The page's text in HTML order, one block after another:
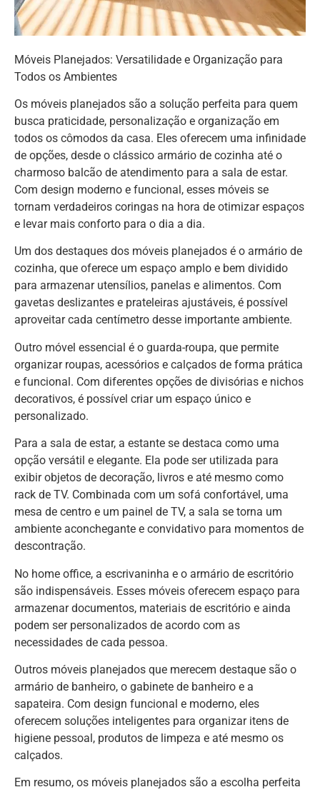
Móveis Planejados: Versatilidade e Organização para
Todos os Ambientes
Os móveis planejados são a solução perfeita para quem
busca praticidade, personalização e organização em
todos os cômodos da casa. Eles oferecem uma infinidade
de opções, desde o clássico armário de cozinha até o
charmoso balcão de atendimento para a sala de estar.
Com design moderno e funcional, esses móveis se
tornam verdadeiros coringas na hora de otimizar espaços
e levar mais conforto para o dia a dia.
Um dos destaques dos móveis planejados é o armário de
cozinha, que oferece um espaço amplo e bem dividido
para armazenar utensílios, panelas e alimentos. Com
gavetas deslizantes e prateleiras ajustáveis, é possível
aproveitar cada centímetro desse importante ambiente.
Outro móvel essencial é o guarda-roupa, que permite
organizar roupas, acessórios e calçados de forma prática
e funcional. Com diferentes opções de divisórias e nichos
decorativos, é possível criar um espaço único e
personalizado.
Para a sala de estar, a estante se destaca como uma
opção versátil e elegante. Ela pode ser utilizada para
exibir objetos de decoração, livros e até mesmo como
rack de TV. Combinada com um sofá confortável, uma
mesa de centro e um painel de TV, a sala se torna um
ambiente aconchegante e convidativo para momentos de
descontração.
No home office, a escrivaninha e o armário de escritório
são indispensáveis. Esses móveis oferecem espaço para
armazenar documentos, materiais de escritório e ainda
podem ser personalizados de acordo com as
necessidades de cada pessoa.
Outros móveis planejados que merecem destaque são o
armário de banheiro, o gabinete de banheiro e a
sapateira. Com design funcional e moderno, eles
oferecem soluções inteligentes para organizar itens de
higiene pessoal, produtos de limpeza e até mesmo os
calçados.
Em resumo, os móveis planejados são a escolha perfeita